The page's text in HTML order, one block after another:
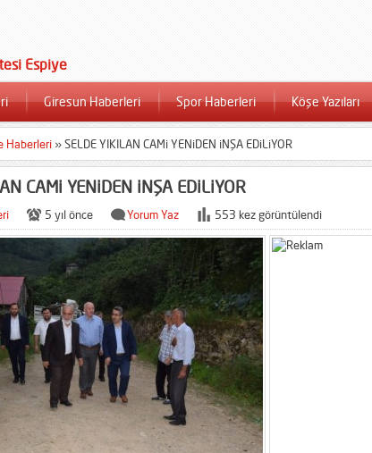
Giresun Haberleri Spor Haberleri Köşe Yazıları
Haberleri »SELDE YIKILAN CAMi YENiDEN iNŞA EDiLiYOR
CAMi YENiDEN iNŞA EDiLiYOR
5 yıl önce Yorum Yaz 553 kez görüntülendi